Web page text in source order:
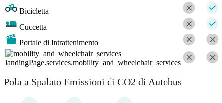
Bicicletta
Cuccetta
Portale di Intrattenimento
landingPage.services.mobility_and_wheelchair_services
Pola a Spalato Emissioni di CO2 di Autobus